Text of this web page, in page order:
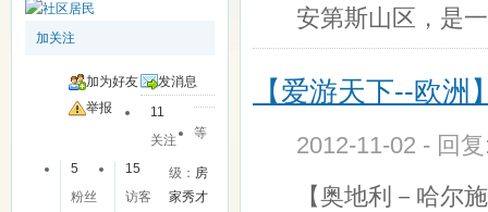
加关注
加为好友
发消息
举报
11
关注
5
粉丝
15
访客
等
级： 房
家秀才
安第斯山区，是
【爱游天下--欧
2012-11-02 - 回
【奥地利－哈尔